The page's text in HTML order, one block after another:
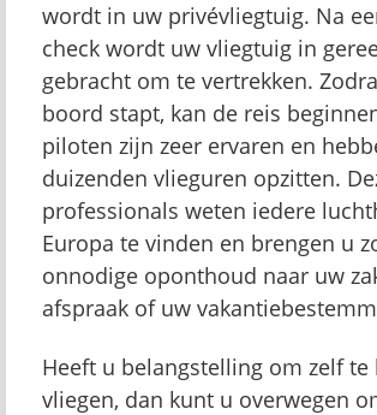
wordt in uw privévliegtuig. Na
check wordt uw vliegtuig in
gebracht om te vertrekken.
boord stapt, kan de reis
piloten zijn zeer ervaren en
duizenden vlieguren opzitten.
professionals weten iedere
Europa te vinden en brengen u
onnodige oponthoud naar uw
afspraak of uw
Heeft u belangstelling om zelf te
vliegen, dan kunt u overwegen